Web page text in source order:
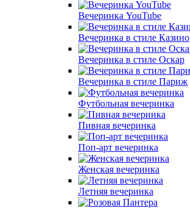
Вечеринка YouTube
Вечеринка в стиле Казино
Вечеринка в стиле Оскар
Вечеринка в стиле Париж
Футбольная вечеринка
Пивная вечеринка
Поп-арт вечеринка
Женская вечеринка
Летняя вечеринка